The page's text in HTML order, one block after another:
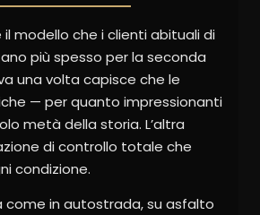
il modello che i clienti abituali di
più spesso per la seconda
una volta capisce che le
— per quanto impressionanti
metà della storia. L’altra
di controllo totale che
condizione.
come in autostrada, su asfalto